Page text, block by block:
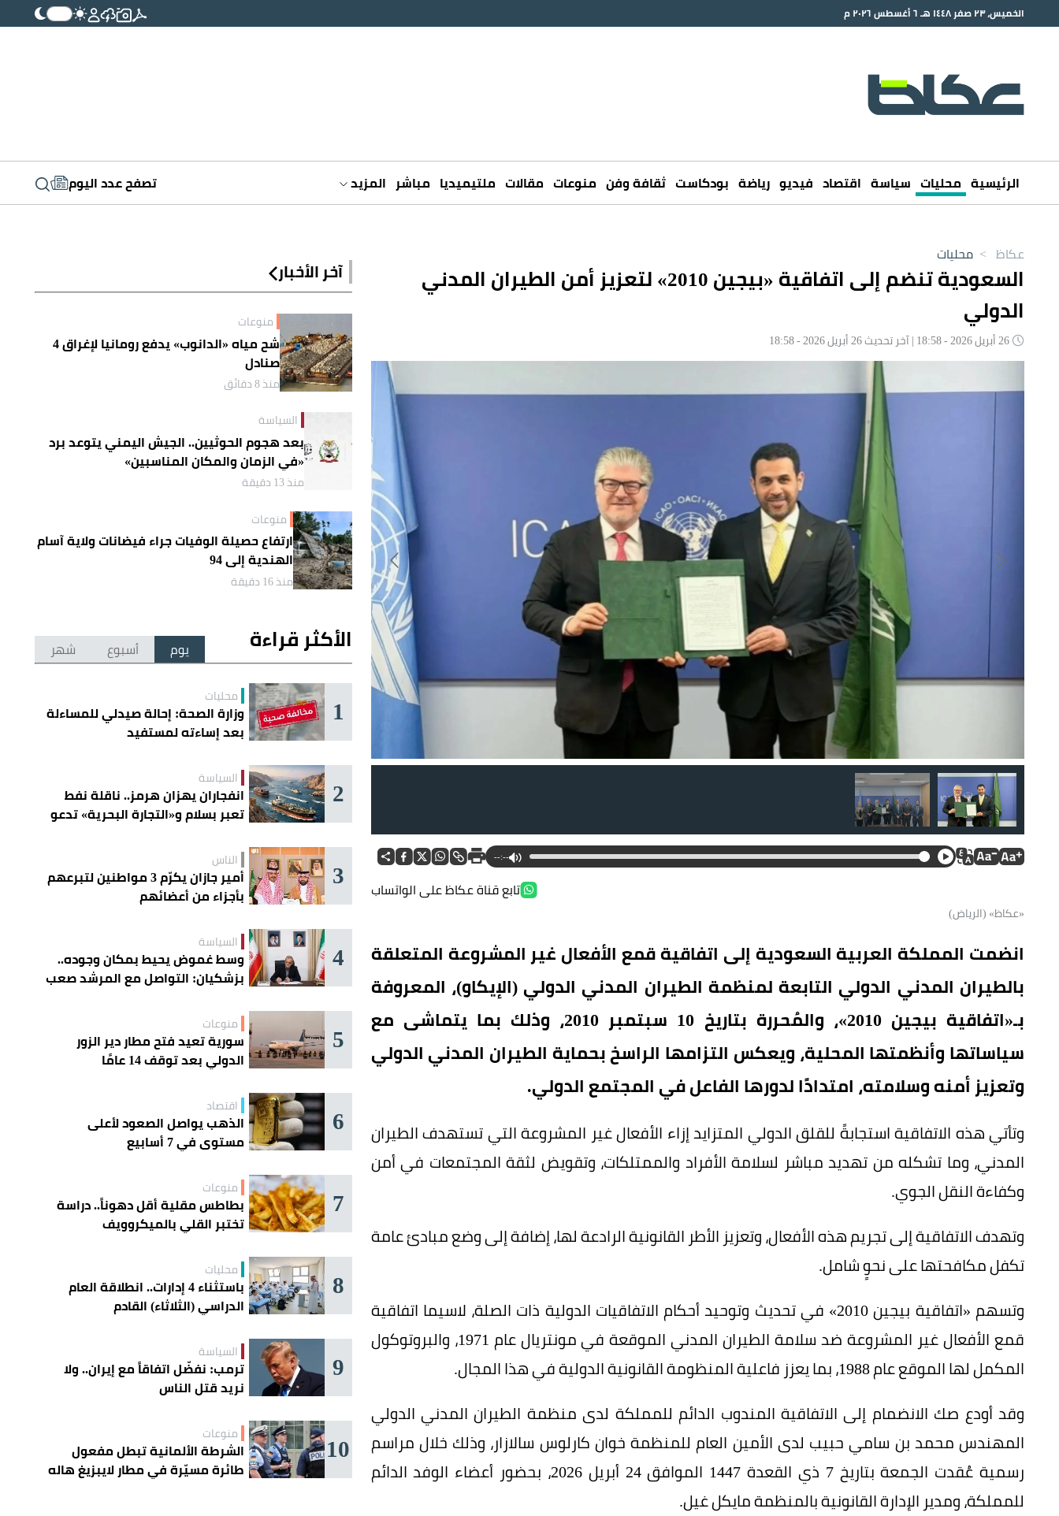
الخميس، ٢٣ صفر ١٤٤٨ هـ ٦ أغسطس ٢٠٢٦ م
الرئيسية محليات سياسة اقتصاد فيديو رياضة بودكاست ثقافة وفن منوعات مقالات ملتيميديا مباشر المزيد تصفح عدد اليوم
عكاظ > محليات
السعودية تنضم إلى اتفاقية «بيجين 2010» لتعزيز أمن الطيران المدني
الدولي
--:--
تابع قناة عكاظ على الواتساب
«عكاظ» (الرياض)
انضمت المملكة العربية السعودية إلى اتفاقية قمع الأفعال غير المشروعة المتعلقة
بالطيران المدني الدولي التابعة لمنظمة الطيران المدني الدولي (الإيكاو)، المعروفة
بـ«اتفاقية بيجين 2010»، والمُحررة بتاريخ 10 سبتمبر 2010، وذلك بما يتماشى مع
سياساتها وأنظمتها المحلية، ويعكس التزامها الراسخ بحماية الطيران المدني الدولي
وتعزيز أمنه وسلامته، امتدادًا لدورها الفاعل في المجتمع الدولي.
وتأتي هذه الاتفاقية استجابةً للقلق الدولي المتزايد إزاء الأفعال غير المشروعة التي تستهدف الطيران
المدني، وما تشكله من تهديد مباشر لسلامة الأفراد والممتلكات، وتقويض لثقة المجتمعات في أمن
وكفاءة النقل الجوي.
وتهدف الاتفاقية إلى تجريم هذه الأفعال، وتعزيز الأطر القانونية الرادعة لها، إضافة إلى وضع مبادئ عامة
تكفل مكافحتها على نحوٍ شامل.
وتسهم «اتفاقية بيجين 2010» في تحديث وتوحيد أحكام الاتفاقيات الدولية ذات الصلة، لاسيما اتفاقية
قمع الأفعال غير المشروعة ضد سلامة الطيران المدني الموقعة في مونتريال عام 1971، والبروتوكول
المكمل لها الموقع عام 1988، بما يعزز فاعلية المنظومة القانونية الدولية في هذا المجال.
وقد أودع صك الانضمام إلى الاتفاقية المندوب الدائم للمملكة لدى منظمة الطيران المدني الدولي
المهندس محمد بن سامي حبيب لدى الأمين العام للمنظمة خوان كارلوس سالازار، وذلك خلال مراسم
رسمية عُقدت الجمعة بتاريخ 7 ذي القعدة 1447 الموافق 24 أبريل 2026، بحضور أعضاء الوفد الدائم
للمملكة، ومدير الإدارة القانونية بالمنظمة مايكل غيل.
آخر الأخبار
منوعات
شح مياه «الدانوب» يدفع رومانيا لإغراق 4
صنادل
منذ 8 دقائق
السياسة
بعد هجوم الحوثيين.. الجيش اليمني يتوعد برد
«في الزمان والمكان المناسبين»
منذ 13 دقيقة
منوعات
ارتفاع حصيلة الوفيات جراء فيضانات ولاية آسام
الهندية إلى 94
منذ 16 دقيقة
الأكثر قراءة يوم أسبوع شهر
1 محليات
وزارة الصحة: إحالة صيدلي للمساءلة
بعد إساءته لمستفيد
2 السياسة
انفجاران يهزان هرمز.. ناقلة نفط
تعبر بسلام و«التجارة البحرية» تدعو
3 الناس
أمير جازان يكرّم 3 مواطنين لتبرعهم
بأجزاء من أعضائهم
4 السياسة
وسط غموض يحيط بمكان وجوده..
بزشكيان: التواصل مع المرشد صعب
5 منوعات
سورية تعيد فتح مطار دير الزور
الدولي بعد توقف 14 عامًا
6 اقتصاد
الذهب يواصل الصعود لأعلى
مستوى في 7 أسابيع
7 منوعات
بطاطس مقلية أقل دهوناً.. دراسة
تختبر القلي بالميكروويف
8 محليات
باستثناء 4 إدارات.. انطلاقة العام
الدراسي (الثلاثاء) القادم
9 السياسة
ترمب: نفضّل اتفاقاً مع إيران.. ولا
نريد قتل الناس
10 منوعات
الشرطة الألمانية تبطل مفعول
طائرة مسيّرة في مطار لايبزيغ هاله